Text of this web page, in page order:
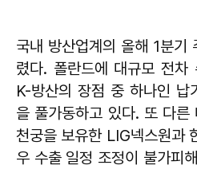
국내 방산업계의 올해 1분기
렸다. 폴란드에 대규모 전차
K-방산의 장점 중 하나인 납
을 풀가동하고 있다. 또 다른
천궁을 보유한 LIG넥스원과
우 수출 일정 조정이 불가피